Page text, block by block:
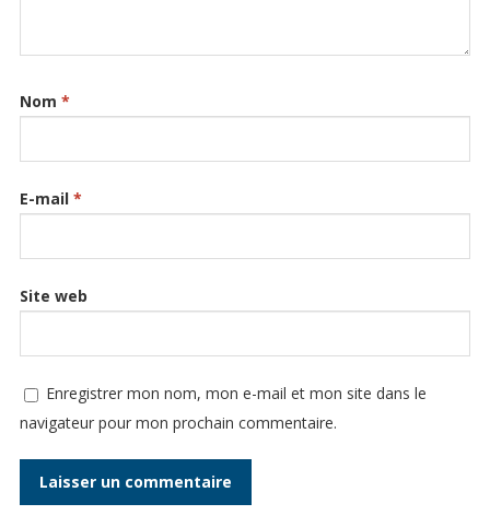
Nom *
E-mail *
Site web
Enregistrer mon nom, mon e-mail et mon site dans le
navigateur pour mon prochain commentaire.